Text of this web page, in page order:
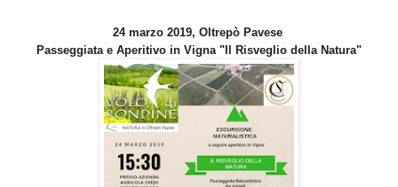
24 marzo 2019, Oltrepò Pavese
Passeggiata e Aperitivo in Vigna "Il Risveglio della Natura"